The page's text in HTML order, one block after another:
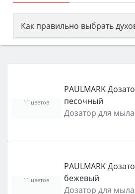
Как правильно выбрать
Сначала определитесь с
затем смотрите на объём
функции (конвекция, гриль,
защита от детей).
PAULMARK
песочный
Дозатор для мыла
11 цветов
PAULMARK
бежевый
Дозатор для мыла
11 цветов